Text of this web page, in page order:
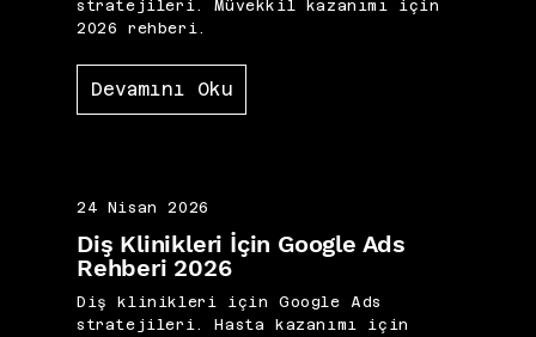
stratejileri. Müvekkil kazanımı için
2026 rehberi.
Devamını Oku
24 Nisan 2026
Diş Klinikleri İçin Google Ads
Rehberi 2026
Diş klinikleri için Google Ads
stratejileri. Hasta kazanımı için